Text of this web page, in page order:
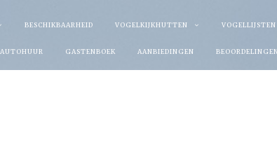
BESCHIKBAARHEID VOGELKIJKHUTTEN
AUTOHUUR GASTENBOEK AANBIEDINGEN